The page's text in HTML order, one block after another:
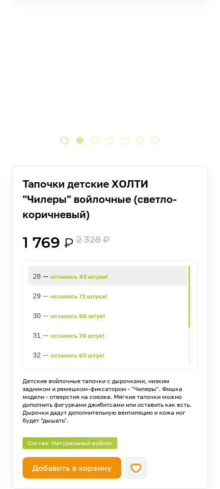
Тапочки детские ХОЛТИ
"Чилеры" войлочные (светло-
коричневый)
1 769 ₽ 2 328₽
28 — осталось 43 штуки!
29 — осталась 71 штука!
30— осталось 68 штук!
31 — осталось 76 штук!
32 — осталось 65 штук!
34—осталось 57 штук!
35—осталось 8 штук!
Детские войлочные тапочки с дырочками, низким
задником и ремешком-фиксатором - "Чилеры". Фишка
модели - отверстия на союзке. Мягкие тапочки можно
дополнить фигурками джибитсами или оставить как есть.
Дырочки дадут дополнительную вентиляцию и кожа ног
будет "дышать".
Состав: Натуральный войлок
Добавить в корзину